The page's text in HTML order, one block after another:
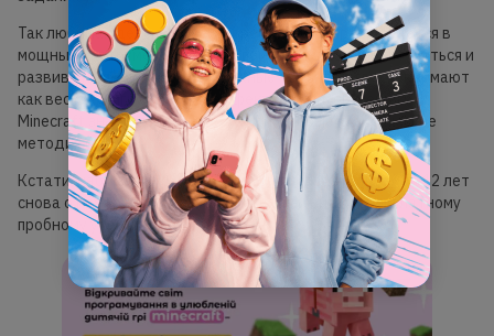
Так любимая детская игра современности превращается в
мощный инструмент, который помогает школьникам учиться и
развиваться, играя. Даже сложные темы дети воспринимают
как весёлую игру, поэтому эффективность обучения в
Minecraft значительно превосходит любые классические
методики.
Кстати, набор на курс GoITeens Minecraft для детей
8–12 лет
снова открыт — присоединяйтесь уже сейчас к бесплатному
пробному уроку.